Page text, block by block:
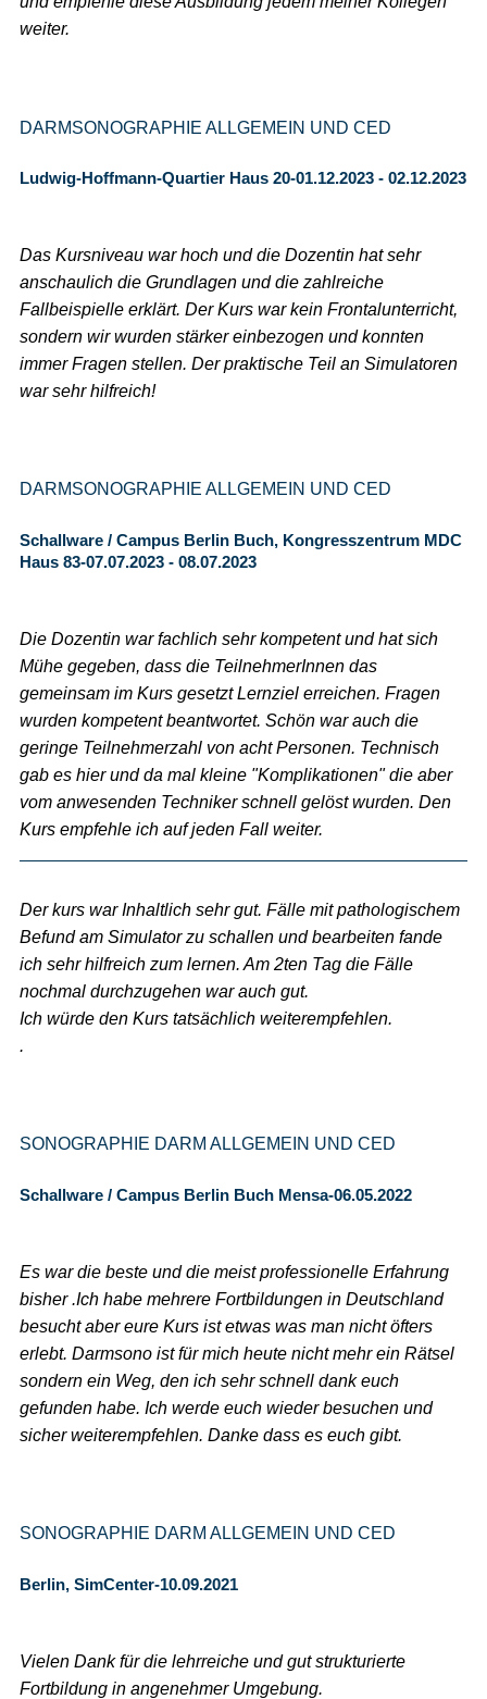
weiter.
DARMSONOGRAPHIE ALLGEMEIN UND CED
Ludwig-Hoffmann-Quartier Haus 20-01.12.2023 - 02.12.2023
Das Kursniveau war hoch und die Dozentin hat sehr
anschaulich die Grundlagen und die zahlreiche
Fallbeispielle erklärt. Der Kurs war kein Frontalunterricht,
sondern wir wurden stärker einbezogen und konnten
immer Fragen stellen. Der praktische Teil an Simulatoren
war sehr hilfreich!
DARMSONOGRAPHIE ALLGEMEIN UND CED
Schallware / Campus Berlin Buch, Kongresszentrum MDC
Haus 83-07.07.2023 - 08.07.2023
Die Dozentin war fachlich sehr kompetent und hat sich
Mühe gegeben, dass die TeilnehmerInnen das
gemeinsam im Kurs gesetzt Lernziel erreichen. Fragen
wurden kompetent beantwortet. Schön war auch die
geringe Teilnehmerzahl von acht Personen. Technisch
gab es hier und da mal kleine "Komplikationen" die aber
vom anwesenden Techniker schnell gelöst wurden. Den
Kurs empfehle ich auf jeden Fall weiter.
Der kurs war Inhaltlich sehr gut. Fälle mit pathologischem
Befund am Simulator zu schallen und bearbeiten fande
ich sehr hilfreich zum lernen. Am 2ten Tag die Fälle
nochmal durchzugehen war auch gut.
Ich würde den Kurs tatsächlich weiterempfehlen.
.
SONOGRAPHIE DARM ALLGEMEIN UND CED
Schallware / Campus Berlin Buch Mensa-06.05.2022
Es war die beste und die meist professionelle Erfahrung
bisher .Ich habe mehrere Fortbildungen in Deutschland
besucht aber eure Kurs ist etwas was man nicht öfters
erlebt. Darmsono ist für mich heute nicht mehr ein Rätsel
sondern ein Weg, den ich sehr schnell dank euch
gefunden habe. Ich werde euch wieder besuchen und
sicher weiterempfehlen. Danke dass es euch gibt.
SONOGRAPHIE DARM ALLGEMEIN UND CED
Berlin, SimCenter-10.09.2021
Vielen Dank für die lehrreiche und gut strukturierte
Fortbildung in angenehmer Umgebung.